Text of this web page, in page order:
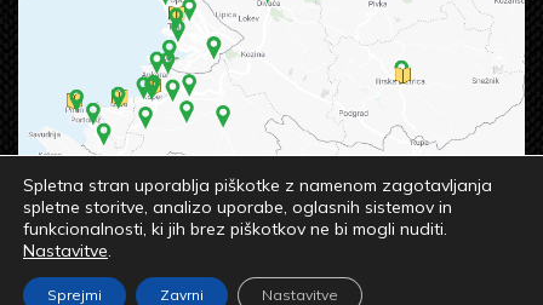
© 2023 OSREDNJA KNJIŽNICA SREČKA VILHARJA
KOPER
Spletna stran uporablja piškotke z namenom zagotavljanja
spletne storitve, analizo uporabe, oglasnih sistemov in
funkcionalnosti, ki jih brez piškotkov ne bi mogli nuditi.
Nastavitve.
Sprejmi Zavrni Nastavitve